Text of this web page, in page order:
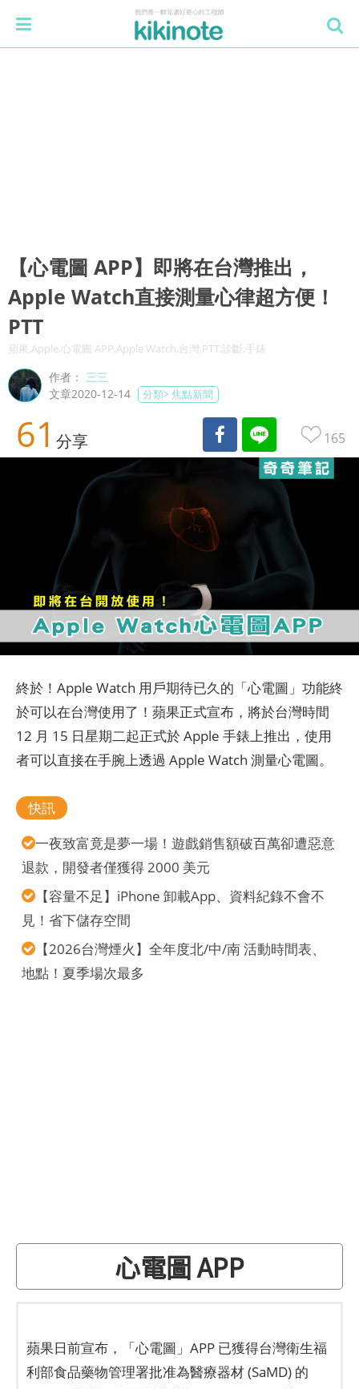
【心電圖 APP】即將在台灣推出，
Apple Watch直接測量心律超方便！
PTT
蘋果,Apple,心電圖 APP,Apple Watch,台灣,PTT,診斷,手錶
作者： 三三
文章2020-12-14
分類>焦點新聞
61 分享 165
終於！Apple Watch 用戶期待已久的「心電圖」功能終
於可以在台灣使用了！蘋果正式宣布，將於台灣時間
12 月 15 日星期二起正式於 Apple 手錶上推出，使用
者可以直接在手腕上透過 Apple Watch 測量心電圖。
快訊
一夜致富竟是夢一場！遊戲銷售額破百萬卻遭惡意
退款，開發者僅獲得 2000 美元
【容量不足】iPhone 卸載App、資料紀錄不會不
見！省下儲存空間
【2026台灣煙火】全年度北/中/南 活動時間表、
地點！夏季場次最多
心電圖 APP
蘋果日前宣布，「心電圖」APP 已獲得台灣衛生福
利部食品藥物管理署批准為醫療器材 (SaMD) 的